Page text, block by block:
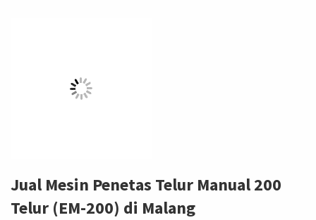
Jual Mesin Penetas Telur Manual 200
Telur (EM-200) di Malang